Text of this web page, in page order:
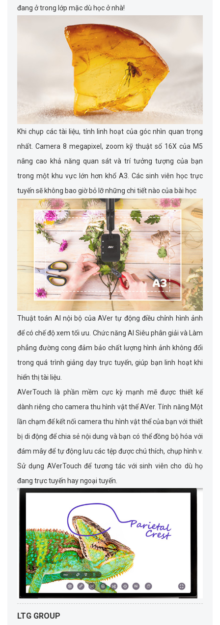
đang ở trong lớp mặc dù học ở nhà!
Khi chụp các tài liệu, tính linh hoạt của góc nhìn quan trọng
nhất. Camera 8 megapixel, zoom kỹ thuật số 16X của M5
nâng cao khả năng quan sát và trí tưởng tượng của bạn
trong một khu vực lớn hơn khổ A3. Các sinh viên học trực
tuyến sẽ không bao giờ bỏ lỡ những chi tiết nào của bài học
Thuật toán AI nội bộ của AVer tự động điều chỉnh hình ảnh
để có chế độ xem tối ưu. Chức năng AI Siêu phân giải và Làm
phẳng đường cong đảm bảo chất lượng hình ảnh không đổi
trong quá trình giảng dạy trực tuyến, giúp bạn linh hoạt khi
hiển thị tài liệu.
AVerTouch là phần mềm cực kỳ mạnh mẽ được thiết kế
dành riêng cho camera thu hình vật thể AVer. Tính năng Một
lần chạm để kết nối camera thu hình vật thể của bạn với thiết
bị di động để chia sẻ nội dung và bạn có thể đồng bộ hóa với
đám mây để tự động lưu các tệp được chú thích, chụp hình v.
Sử dụng AVerTouch để tương tác với sinh viên cho dù họ
đang trực tuyến hay ngoại tuyến.
LTG GROUP